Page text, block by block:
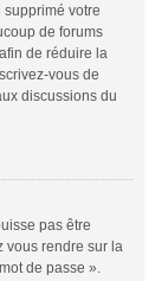
supprimé votre
de forums
de réduire la
vous de
discussions du
pas être
vous rendre sur la
de passe ».